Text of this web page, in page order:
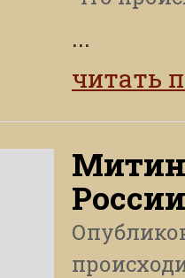
...
читать